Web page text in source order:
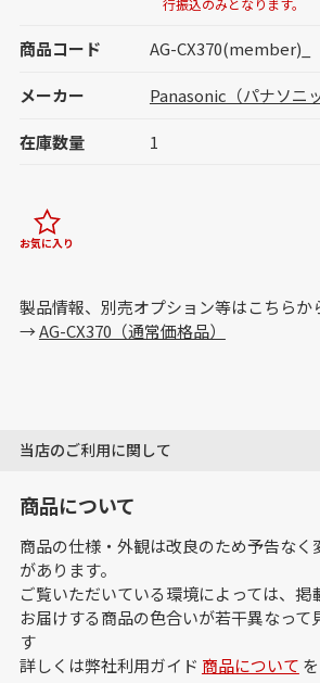
行振込のみとなります。
商品コード AG-CX370(member)_
メーカー Panasonic（パナソニッ
在庫数量 1
お気に入り
製品情報、別売オプション等はこちらか
→AG-CX370（通常価格品）
当店のご利用に関して
商品について
商品の仕様・外観は改良のため予告なく
があります。
ご覧いただいている環境によっては、掲
お届けする商品の色合いが若干異なって
す
詳しくは弊社利用ガイド 商品について